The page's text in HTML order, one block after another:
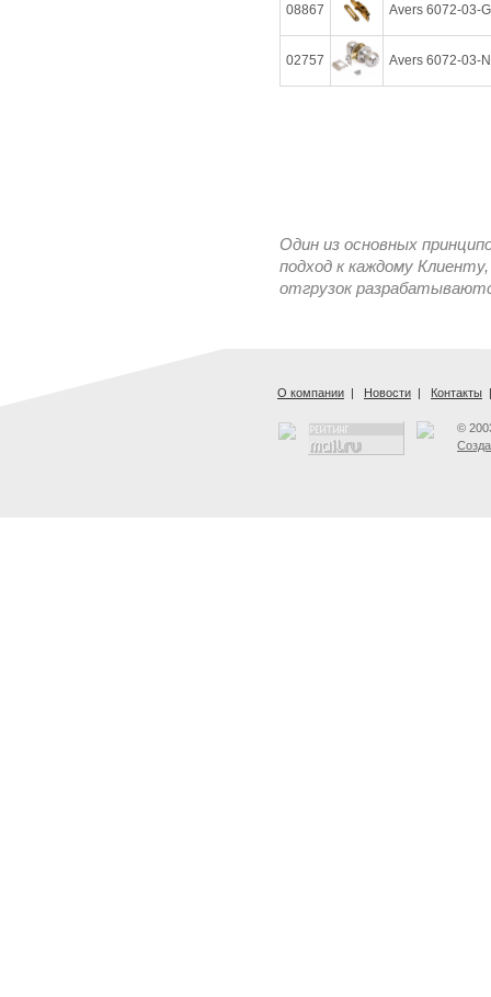
08867 Avers 6072-03-
02757 Avers 6072-03-
Один из основных
подход к каждому
отгрузок
О компании | Новости | Контакты |
©